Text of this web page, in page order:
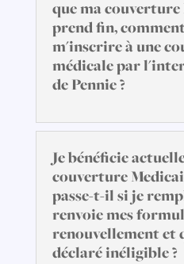
que ma
prend fin,
m'inscrire à une
médicale par
de Pennie ?
Je bénéficie
couverture
passe-t-il si je
renvoie mes
renouvellement et
déclaré inéligible ?